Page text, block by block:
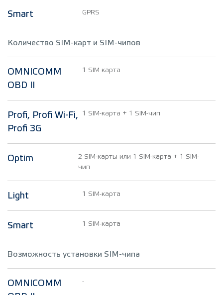
Smart GPRS
Количество SIM-карт и SIM-чипов
OMNICOMM
OBD II
1 SIM карта
Profi, Profi Wi-Fi,
Profi 3G
1 SIM-карта + 1 SIM-чип
Optim
2 SIM-карты или 1 SIM-карта + 1 SIM-
чип
Light 1 SIM-карта
Smart 1 SIM-карта
Возможность установки SIM-чипа
OMNICOMM
-